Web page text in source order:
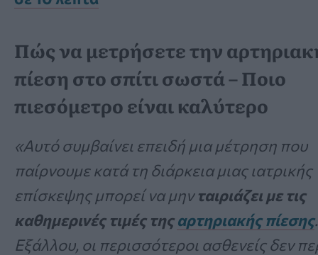
Πώς να μετρήσετε την
πίεση στο σπίτι σωστά – Ποιο
πιεσόμετρο είναι καλύτερο
«Αυτό συμβαίνει επειδή μια μέτρηση που
παίρνουμε κατά τη διάρκεια μιας ιατρικής
επίσκεψης μπορεί να μηνταιριάζει με τις
καθημερινές τιμές τηςαρτηριακής πίεσης.
Εξάλλου, οι περισσότεροι ασθενείς δεν